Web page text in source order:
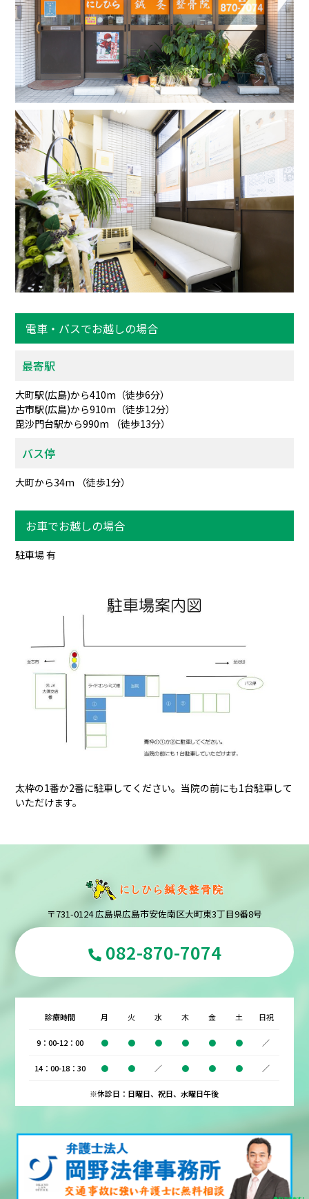
電車・バスでお越しの場合
最寄駅
大町駅(広島)から410m（徒歩6分）
古市駅(広島)から910m（徒歩12分）
毘沙門台駅から990m （徒歩13分）
バス停
大町から34m （徒歩1分）
お車でお越しの場合
駐車場 有
太枠の1番か2番に駐車してください。当院の前にも1台駐車して
いただけます。
〒731-0124 広島県広島市安佐南区大町東3丁目9番8号
082-870-7074
診療時間 月 火 水 木 金 土 日祝
9：00-12：00 ● ● ● ● ● ● ／
14：00-18：30 ● ● ／ ● ● ● ／
※休診日：日曜日、祝日、水曜日午後